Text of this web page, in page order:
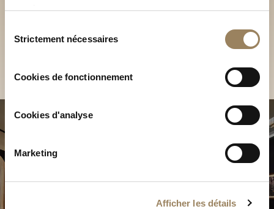
services.
duStrictement nécessaires
Cookies de fonctionnement
Cookies d'analyse
Marketing
Afficher les détails
Découvrez nos collections
en Boutique